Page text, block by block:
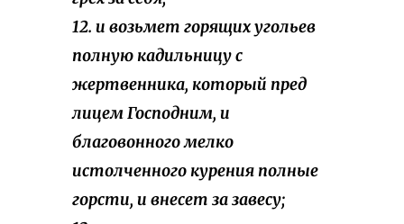
12. и возьмет горящих угольев
полную кадильницу с
жертвенника, который пред
лицем Господним, и
благовонного мелко
истолченного курения полные
горсти, и внесет за завесу;